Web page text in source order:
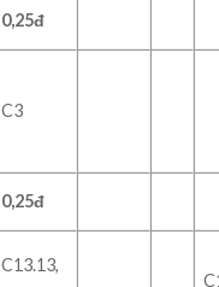
0,25đ
C3
0,25đ
C13.13,